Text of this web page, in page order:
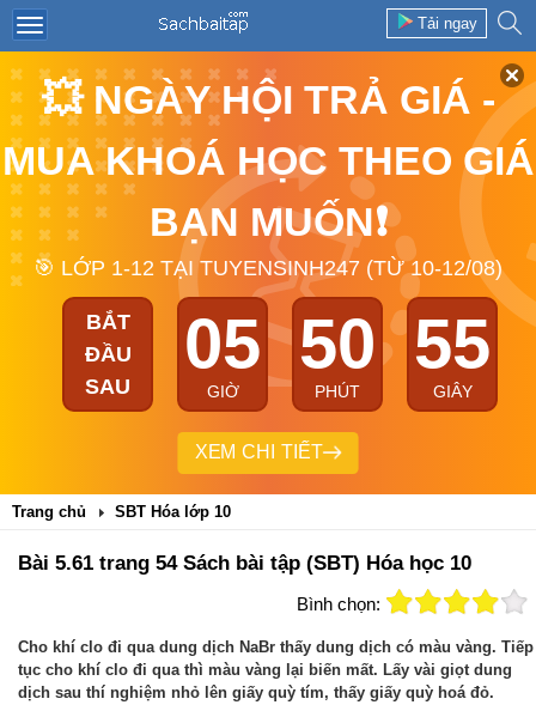
Tải ngay
💥 NGÀY HỘI TRẢ GIÁ -
MUA KHOÁ HỌC THEO GIÁ
BẠN MUỐN❗
🎯 LỚP 1-12 TẠI TUYENSINH247 (TỪ 10-12/08)
BẮT
ĐẦU
SAU
05
GIỜ
50
PHÚT
55
GIÂY
XEM CHI TIẾT
Trang chủ SBT Hóa lớp 10
Bài 5.61 trang 54 Sách bài tập (SBT) Hóa học 10
Bình chọn:
Cho khí clo đi qua dung dịch NaBr thấy dung dịch có màu vàng. Tiếp
tục cho khí clo đi qua thì màu vàng lại biến mất. Lấy vài giọt dung
dịch sau thí nghiệm nhỏ lên giấy quỳ tím, thấy giấy quỳ hoá đỏ.